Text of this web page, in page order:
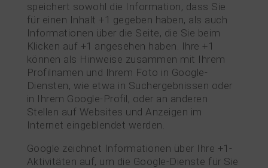
speichert sowohl die Information, dass Sie
für einen Inhalt +1 gegeben haben, als auch
Informationen über die Seite, die Sie beim
Klicken auf +1 angesehen haben. Ihre +1
können als Hinweise zusammen mit Ihrem
Profilnamen und Ihrem Foto in Google-
Diensten, wie etwa in Suchergebnissen oder
in Ihrem Google-Profil, oder an anderen
Stellen auf Websites und Anzeigen im
Internet eingeblendet werden.
Google zeichnet Informationen über Ihre +1-
Aktivitäten auf, um die Google-Dienste für Sie